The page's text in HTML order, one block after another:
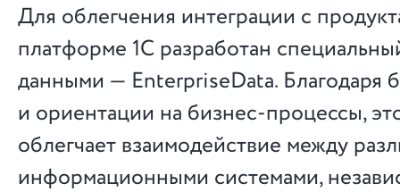
Для облегчения интеграции с
платформе 1С разработан
данными — EnterpriseData. Благодаря
и ориентации на бизнес-процессы,
облегчает взаимодействие между
информационными системами,